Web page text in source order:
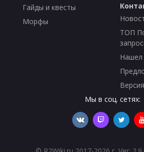
Гайды и квесты
Морфы
ТОП
Нашел
Версия
Мы в соц. сетях: